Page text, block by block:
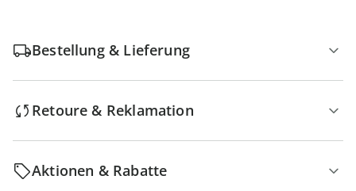
Bestellung & Lieferung
Retoure & Reklamation
Aktionen & Rabatte